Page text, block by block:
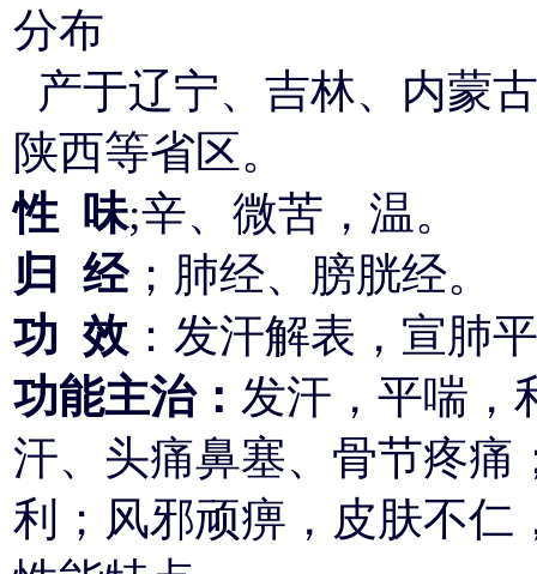
分布
产于辽宁、吉林、内蒙
陕西等省区。
性 味;辛、微苦，温。
归 经；肺经、膀胱经。
功 效 ：发汗解表，宣肺
功能主治： 发汗，平喘，
汗、头痛鼻塞、骨节疼痛
利；风邪顽痹，皮肤不仁